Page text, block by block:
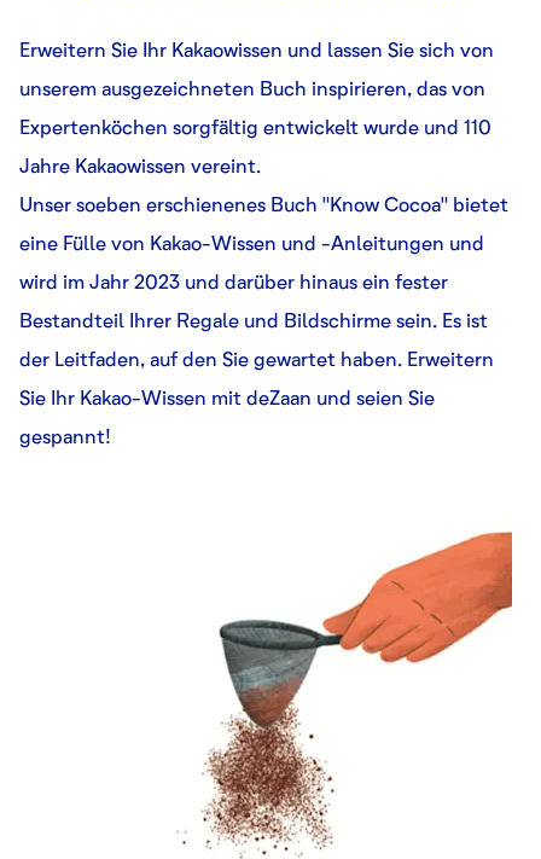
Erweitern Sie Ihr Kakaowissen und lassen Sie sich von
unserem ausgezeichneten Buch inspirieren, das von
Expertenköchen sorgfältig entwickelt wurde und 110
Jahre Kakaowissen vereint.
Unser soeben erschienenes Buch "Know Cocoa" bietet
eine Fülle von Kakao-Wissen und -Anleitungen und
wird im Jahr 2023 und darüber hinaus ein fester
Bestandteil Ihrer Regale und Bildschirme sein. Es ist
der Leitfaden, auf den Sie gewartet haben. Erweitern
Sie Ihr Kakao-Wissen mit deZaan und seien Sie
gespannt!